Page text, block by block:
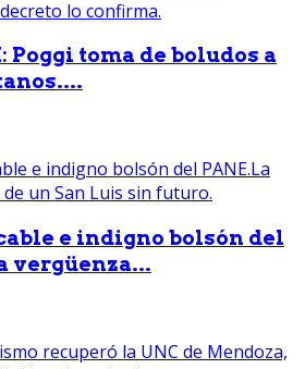
Poggi toma de boludos a
e indigno bolsón del
vergüenza...